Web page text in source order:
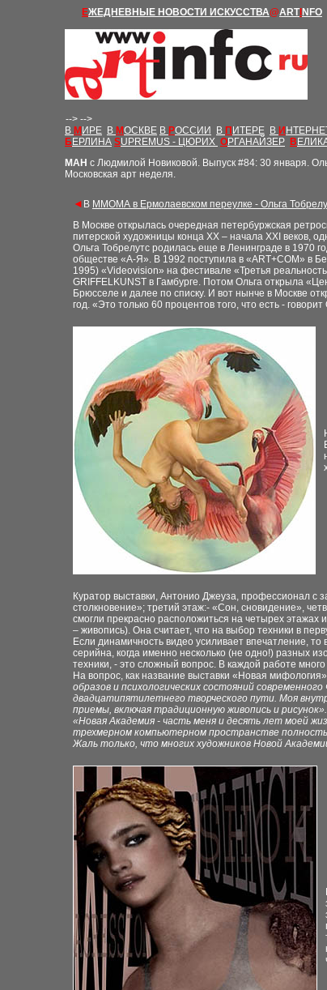
ЕЖЕДНЕВНЫЕ Н ОВОСТИ ИСКУССТВА@ARTI NFO
--> -->
В М ИРЕ В МОСКВЕ В РОССИИ В П ИТЕРЕ В И
БЕРЛИНА SUPREMUS - ЦЮРИХ ОРГАНАЙЗЕР В
МАН с Людмилой Новиковой. Выпуск #84: 30 января.
Московская арт неделя.
◄ В ММОМА в Ермолаевском переулке - Ольга
В Москве открылась очередная петербуржская
питерской художницы конца ХХ – начала ХХI веков,
Ольга Тобрелутс родилась еще в Ленинграде в 1970
обществе «A-Я». В 1992 поступила в «ART+COM» в
1995) «Videovision» на фестивале «Третья
GRIFFELKUNST в Гамбурге. Потом Ольга открыла
Брюсселе и далее по списку. И вот нынче в Москве
год. «Это только 60 процентов того, что есть -
Куратор выставки, Антонио Джеуза, профессионал с
столкновение»; третий этаж:- «Сон, сновидение»,
смогли прекрасно расположиться на четырех этажах
– живопись). Она считает, что на выбор техники в
Если динамичность видео усиливает впечатление,
серийна, когда именно несколько (не одно!) разных
техники, - это сложный вопрос. В каждой работе
На вопрос, как название выставки «Новая
образов и психологических состояний
двадцатипятилетнего творческого пути. Моя
приемы, включая традиционную живопись и
«Новая Академия - часть меня и десять лет моей
трехмерном компьютерном пространстве
Жаль только, что многих художников Новой